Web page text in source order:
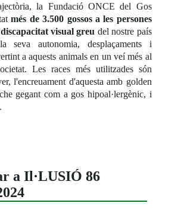
la Fundació ONCE del Gos
més de 3.500 gossos a les persones
visual greu del nostre país
seva autonomia, desplaçaments i
a aquests animals en un veí més al
Les races més utilitzades són
l'encreuament d'aquesta amb golden
gegant com a gos hipoal·lergènic, i
a Il·LUSIÓ 86